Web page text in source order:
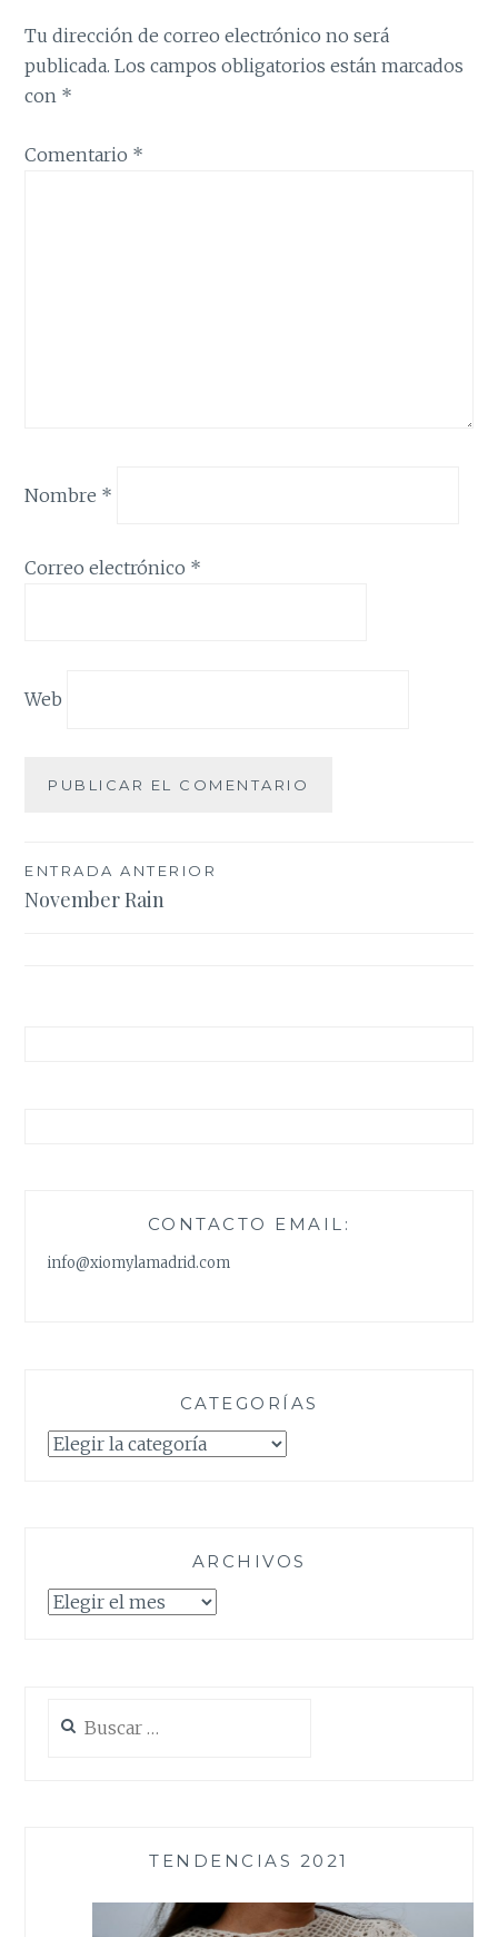
Tu dirección de correo electrónico no será
publicada. Los campos obligatorios están marcados
con *
Comentario *
Nombre *
Correo electrónico *
Web
Navegación
de
ENTRADA ANTERIOR
November Rain
CONTACTO EMAIL:
info@xiomylamadrid.com
CATEGORÍAS
Categorías
ARCHIVOS
Archivos
TENDENCIAS 2021